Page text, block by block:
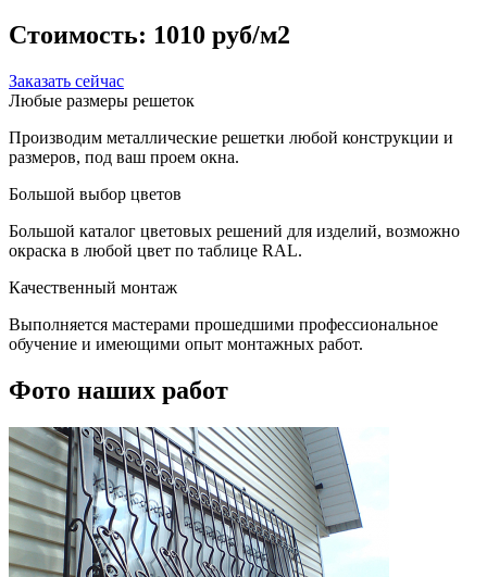
Стоимость: 1010 руб/м2
Заказать сейчас
Любые размеры решеток
Производим металлические решетки любой конструкции и
размеров, под ваш проем окна.
Большой выбор цветов
Большой каталог цветовых решений для изделий, возможно
окраска в любой цвет по таблице RAL.
Качественный монтаж
Выполняется мастерами прошедшими профессиональное
обучение и имеющими опыт монтажных работ.
Фото наших работ